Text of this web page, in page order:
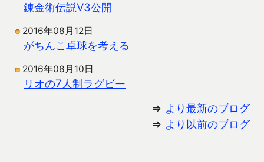
錬金術伝説V3公開
2016年08月12日
がちんこ卓球を考える
2016年08月10日
リオの7人制ラグビー
⇒ より最新のブログ
⇒ より以前のブログ